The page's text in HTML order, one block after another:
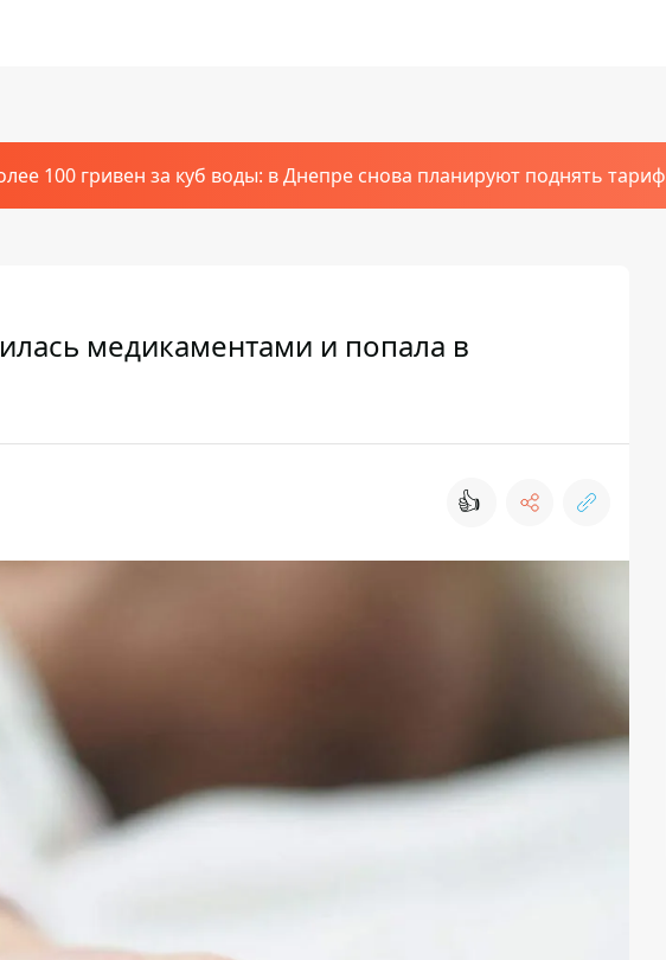
100 гривен за куб воды: в Днепре снова планируют поднять тариф
медикаментами и попала в
👍